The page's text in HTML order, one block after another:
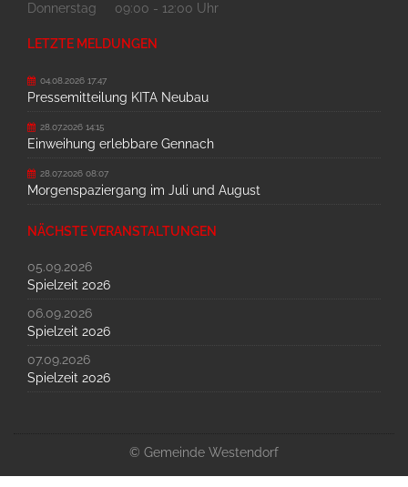
Donnerstag 09:00 - 12:00 Uhr
LETZTE MELDUNGEN
04.08.2026 17:47
Pressemitteilung KITA Neubau
28.07.2026 14:15
Einweihung erlebbare Gennach
28.07.2026 08:07
Morgenspaziergang im Juli und August
NÄCHSTE VERANSTALTUNGEN
05.09.2026
Spielzeit 2026
06.09.2026
Spielzeit 2026
07.09.2026
Spielzeit 2026
© Gemeinde Westendorf